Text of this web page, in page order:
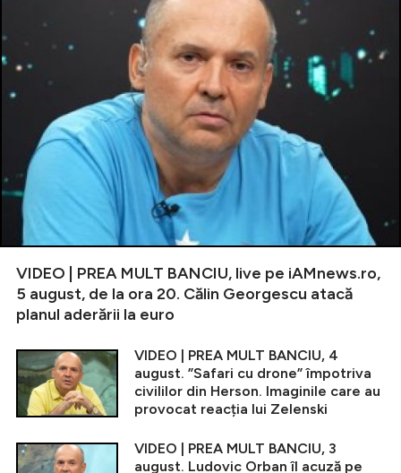
VIDEO | PREA MULT BANCIU, live pe iAMnews.ro,
5 august, de la ora 20. Călin Georgescu atacă
planul aderării la euro
VIDEO | PREA MULT BANCIU, 4
august. ”Safari cu drone” împotriva
civililor din Herson. Imaginile care au
provocat reacția lui Zelenski
VIDEO | PREA MULT BANCIU, 3
august. Ludovic Orban îl acuză pe